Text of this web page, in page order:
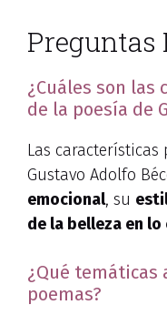
Preguntas
¿Cuáles son
de la poesía de
Las
Gustavo Adolfo
emocional, su
de la belleza en
¿Qué temáticas
poemas?